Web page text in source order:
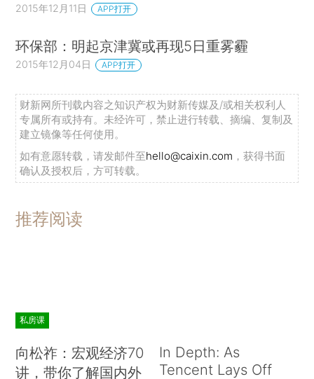
2015年12月11日 APP打开
环保部：明起京津冀或再现5日重雾霾
2015年12月04日 APP打开
财新网所刊载内容之知识产权为财新传媒及/或相关权利人
专属所有或持有。未经许可，禁止进行转载、摘编、复制及
建立镜像等任何使用。
如有意愿转载，请发邮件至hello@caixin.com ，获得书面
确认及授权后，方可转载。
推荐阅读
私房课
向松祚：宏观经济70
讲，带你了解国内外
In Depth: As
Tencent Lays Off